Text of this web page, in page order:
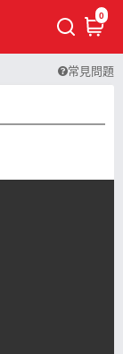
0
常見問題